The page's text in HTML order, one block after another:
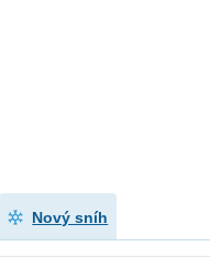
Nový sníh